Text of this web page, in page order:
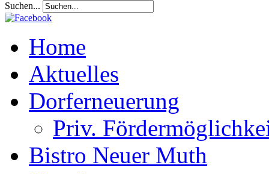
Suchen...
Home
Aktuelles
Dorferneuerung
Priv.
Bistro Neuer Muth